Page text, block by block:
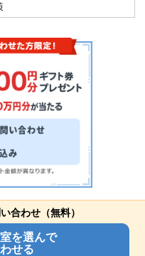
合わせ（無料）
を選んで
せる